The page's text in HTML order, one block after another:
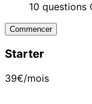
10 questions
Commencer
Starter
39€/mois